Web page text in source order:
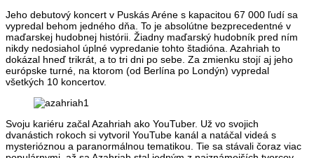
Jeho debutový koncert v Puskás Aréne s kapacitou 67 000 ľudí sa
vypredal behom jedného dňa. To je absolútne bezprecedentné v
maďarskej hudobnej histórii. Žiadny maďarský hudobník pred ním
nikdy nedosiahol úplné vypredanie tohto štadióna. Azahriah to
dokázal hneď trikrát, a to tri dni po sebe. Za zmienku stojí aj jeho
európske turné, na ktorom (od Berlína po Londýn) vypredal
všetkých 10 koncertov.
Svoju kariéru začal Azahriah ako YouTuber. Už vo svojich
dvanástich rokoch si vytvoril YouTube kanál a natáčal videá s
mysterióznou a paranormálnou tematikou. Tie sa stávali čoraz viac